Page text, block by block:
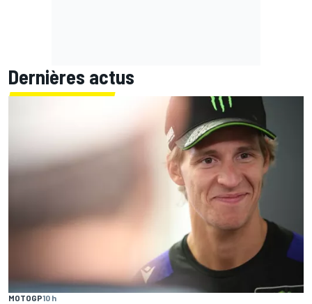
Dernières actus
MOTOGP10 h